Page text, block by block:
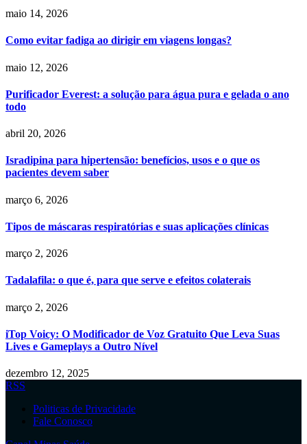
maio 14, 2026
Como evitar fadiga ao dirigir em viagens longas?
maio 12, 2026
Purificador Everest: a solução para água pura e gelada o ano
todo
abril 20, 2026
Isradipina para hipertensão: benefícios, usos e o que os
pacientes devem saber
março 6, 2026
Tipos de máscaras respiratórias e suas aplicações clínicas
março 2, 2026
Tadalafila: o que é, para que serve e efeitos colaterais
março 2, 2026
iTop Voicy: O Modificador de Voz Gratuito Que Leva Suas
Lives e Gameplays a Outro Nível
dezembro 12, 2025
RSS
Politicas de Privacidade
Fale Conosco